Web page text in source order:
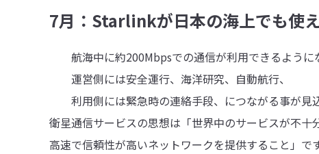
7月：Starlinkが日本の海上でも使
航海中に約200Mbpsでの通信が利用できるように
運営側には安全運行、海洋研究、自動航行、
利用側には緊急時の連絡手段、につながる事が見込
衛星通信サービスの思想は「世界中のサービスが不
高速で信頼性が高いネットワークを提供すること」で